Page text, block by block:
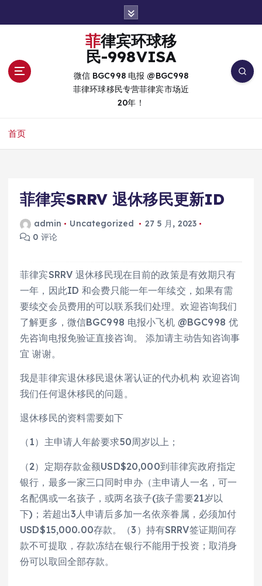
菲律宾环球移
民-998VISA
微信 BGC998 电报 @BGC998
菲律环球移民专营菲律宾市场近
20年！
首页
菲律宾SRRV 退休移民更新ID
admin Uncategorized
27 5 月, 2023
0 评论
菲律宾SRRV 退休移民现在目前的政策是有效期只有
一年，因此ID 和会费只能一年一年续交，如果有需
要续交会员费用的可以联系我们处理。欢迎咨询我们
了解更多，微信BGC998 电报小飞机 @BGC998 优
先咨询电报免验证直接咨询。 添加请主动告知咨询事
宜 谢谢。
我是菲律宾退休移民退休署认证的代办机构 欢迎咨询
我们任何退休移民的问题。
退休移民的资料需要如下
（1）主申请人年龄要求50周岁以上；
（2）定期存款金额USD$20,000到菲律宾政府指定
银行，最多一家三口同时申办（主申请人一名，可一
名配偶或一名孩子，或两名孩子(孩子需要21岁以
下)；若超出3人申请后多加一名依亲眷属，必须加付
USD$15,000.00存款。（3）持有SRRV签证期间存
款不可提取，存款冻结在银行不能用于投资；取消身
份可以取回全部存款。